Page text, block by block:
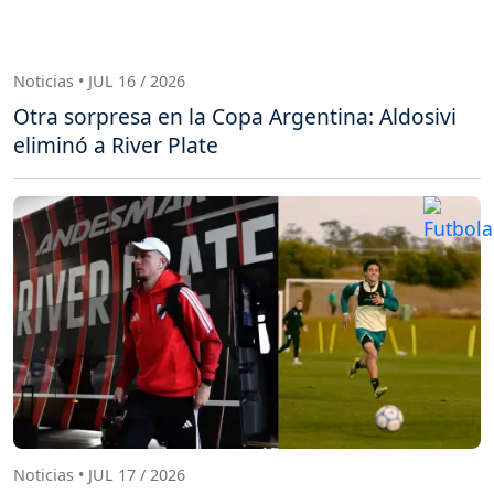
Noticias • JUL 16 / 2026
Otra sorpresa en la Copa Argentina: Aldosivi
eliminó a River Plate
Noticias • JUL 17 / 2026